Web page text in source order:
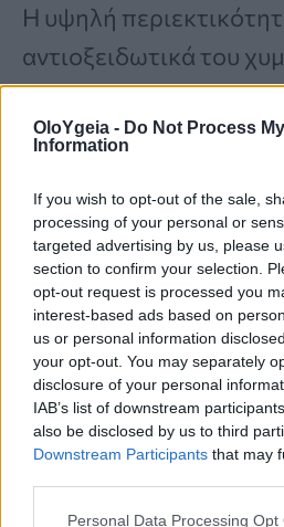
OloYgeia - Do Not Process
Information
If you wish to opt-out of the sale,
processing of your personal or
targeted advertising by us, please
section to confirm your selection.
opt-out request is processed you
interest-based ads based on
us or personal information
your opt-out. You may separately
disclosure of your personal
IAB’s list of downstream
also be disclosed by us to third
Downstream Participants that may
Personal Data Processing Opt
Η υψηλή
αντιοξειδωτικά του
βοηθήσει στη
καρδιάς. Μια μετα-
βοηθήσει στη
συστολικής
βελτιώσει τα επίπεδα
υψηλής πυκνότητας
χοληστερόλης στους
Άλλες μελέτες
αποτελέσματα. Για
μελέτη ενηλίκων με